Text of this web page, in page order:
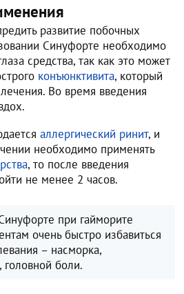
развитие побочных
Синуфорте необходимо
средства, так как это может
конъюнктивита, который
Во время введения
аллергический ринит, и
необходимо применять
, то после введения
не менее 2 часов.
при гайморите
очень быстро избавиться
– насморка,
головной боли.